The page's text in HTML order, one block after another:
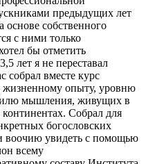
предыдущих лет
основе собственного
с ними только
бы отметить
лет я не переставал
собрал вместе курс
жизненному опыту, уровню
мышления, живущих в
Собрал для
богословских
воочию увидеть с помощью
всему